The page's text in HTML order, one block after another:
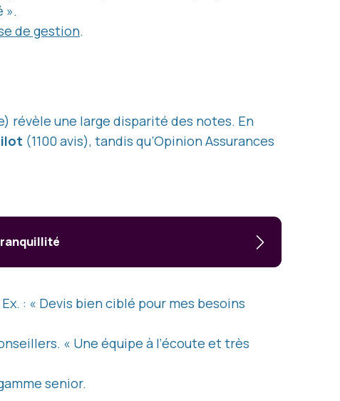
».
de gestion.
révèle une large disparité des notes. En
(1100 avis), tandis qu’Opinion Assurances
: « Devis bien ciblé pour mes besoins
« Une équipe à l’écoute et très
senior.